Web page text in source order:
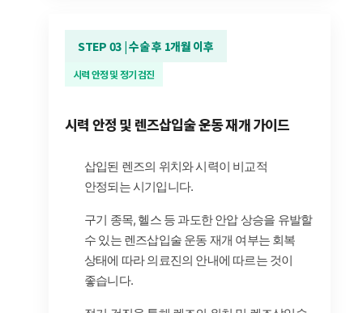
STEP 03 | 수술 후 1개월 이후
시력 안정 및 정기 검진
시력 안정 및 렌즈삽입술 운동 재개 가이드
삽입된 렌즈의 위치와 시력이 비교적
안정되는 시기입니다.
구기 종목, 헬스 등 과도한 안압 상승을 유발할
수 있는 렌즈삽입술 운동 재개 여부는 회복
상태에 따라 의료진의 안내에 따르는 것이
좋습니다.